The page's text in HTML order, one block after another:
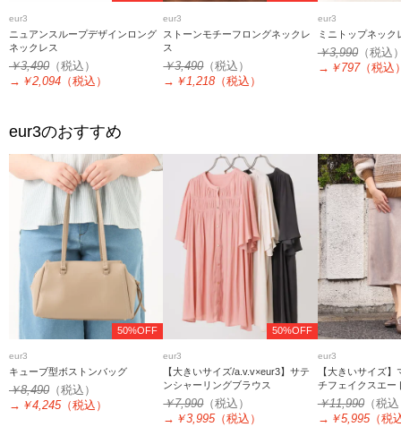
eur3
ニュアンスループデザインロング
ネックレス
￥3,490 （税込）
→ ￥2,094 （税込）
eur3
ストーンモチーフロングネックレ
ス
￥3,490（税込）
→ ￥1,218 （税込）
eur3
ミニトップネック
￥3,990（税込
→ ￥797（税込
eur3のおすすめ
50%OFF
eur3
キューブ型ボストンバッグ
￥8,490 （税込）
→ ￥4,245（税込）
50%OFF
eur3
【大きいサイズ/a.v.v×eur3】サテ
ンシャーリングブラウス
￥7,990（税込）
→ ￥3,995（税込）
eur3
【大きいサイズ
チフェイクスエー
￥11,990（税
→ ￥5,995（税